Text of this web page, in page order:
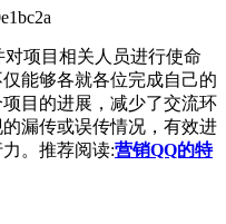
项目相关人员进行使命
能够各就各位完成自己的
目的进展，减少了交流环
漏传或误传情况，有效进
。推荐阅读:营销QQ的特